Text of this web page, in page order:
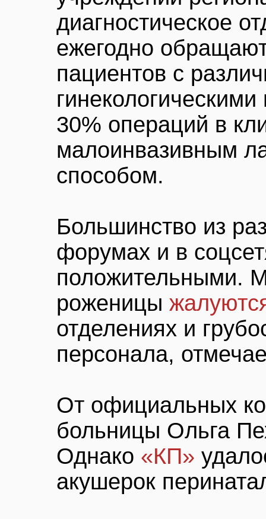
диагностическое
ежегодно
пациентов с
30% операций в
малоинвазивным
способом.
Большинство из
форумах и в
положительными.
роженицы
отделениях и
персонала,
От официальных
больницы Ольга
Однако «КП»
акушерок